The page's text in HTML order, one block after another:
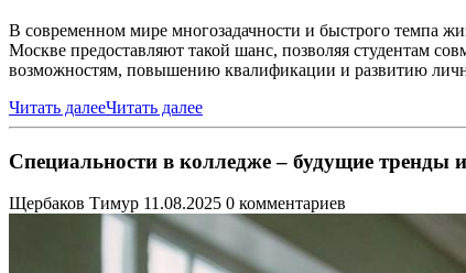
В современном мире многозадачности и быстрого темпа
Москве предоставляют такой шанс, позволяя студентам
возможностям, повышению квалификации и развитию
Читать далееЧитать далее
Специальности в колледже – будущие тренды
Щербаков Тимур 11.08.2025 0 комментариев